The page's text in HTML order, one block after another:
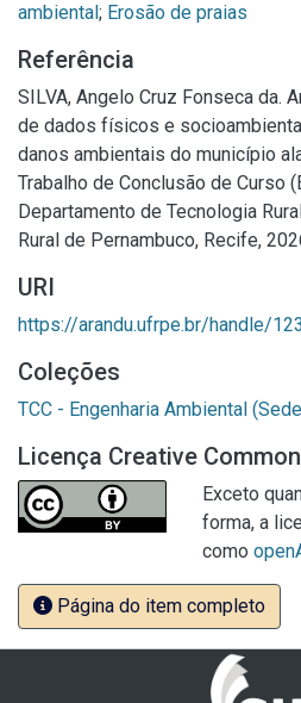
ambiental; Erosão de praias
Referência
SILVA, Angelo Cruz Fonseca da.
de dados físicos e
danos ambientais do município
Trabalho de Conclusão de Curso
Departamento de Tecnologia
Rural de Pernambuco, Recife,
URI
https://arandu.ufrpe.br/handle/
Coleções
TCC - Engenharia Ambiental
Licença Creative
Exceto
forma, a
como
Página do item completo